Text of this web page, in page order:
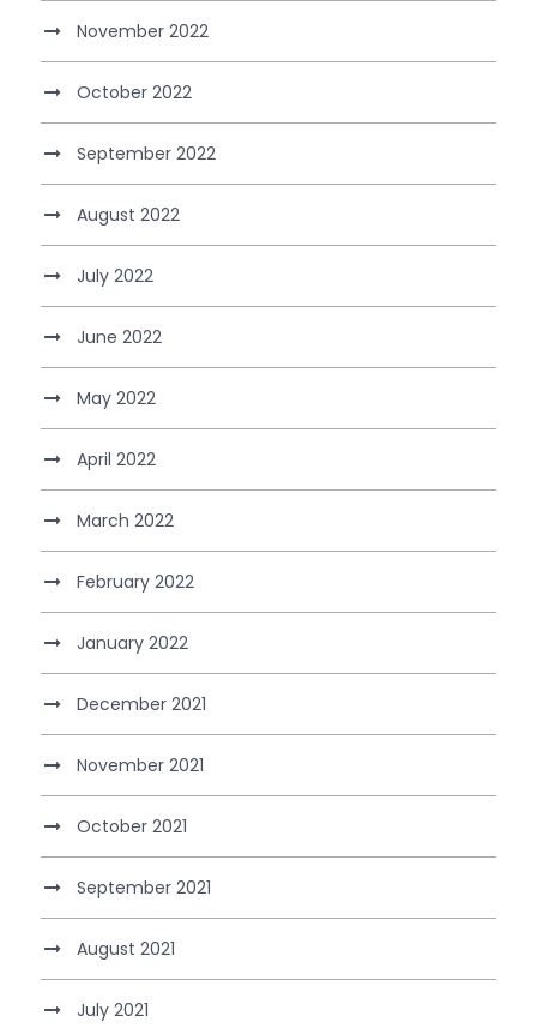
November 2022
October 2022
September 2022
August 2022
July 2022
June 2022
May 2022
April 2022
March 2022
February 2022
January 2022
December 2021
November 2021
October 2021
September 2021
August 2021
July 2021